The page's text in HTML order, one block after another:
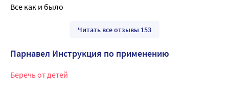
Все как и было
Читать все отзывы 153
Парнавел Инструкция по применению
Беречь от детей